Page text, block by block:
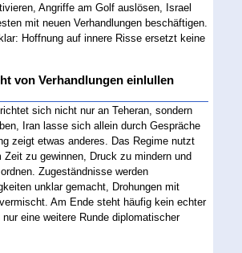
Angriffe am Golf auslösen, Israel
mit neuen Verhandlungen beschäftigen.
Hoffnung auf innere Risse ersetzt keine
von Verhandlungen einlullen
sich nicht nur an Teheran, sondern
Iran lasse sich allein durch Gespräche
zeigt etwas anderes. Das Regime nutzt
Zeit zu gewinnen, Druck zu mindern und
Zugeständnisse werden
unklar gemacht, Drohungen mit
Am Ende steht häufig kein echter
eine weitere Runde diplomatischer